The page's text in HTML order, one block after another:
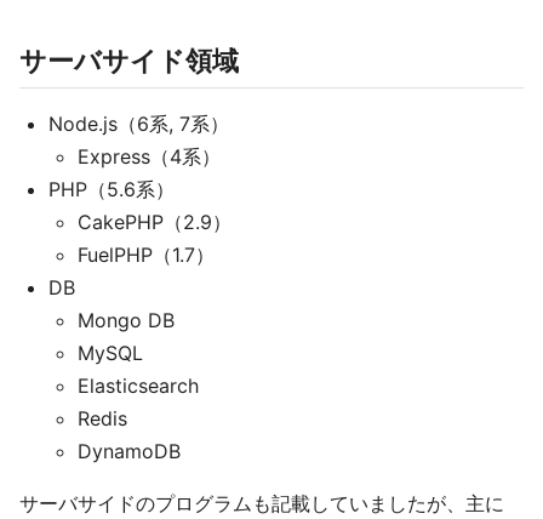
サーバサイド領域
Node.js（6系, 7系）
Express（4系）
PHP（5.6系）
CakePHP（2.9）
FuelPHP（1.7）
DB
Mongo DB
MySQL
Elasticsearch
Redis
DynamoDB
サーバサイドのプログラムも記載していましたが、主に